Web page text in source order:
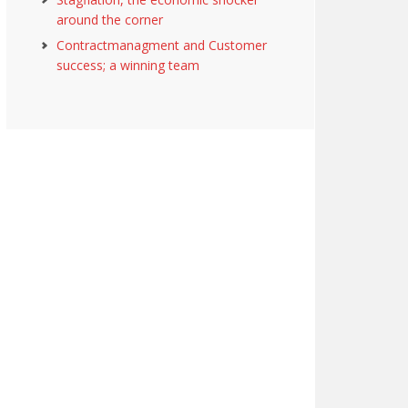
around the corner
Contractmanagment and Customer
success; a winning team